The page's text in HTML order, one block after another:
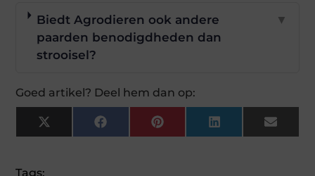
Biedt Agrodieren ook andere
paarden benodigdheden dan
strooisel?
▼
Goed artikel? Deel hem dan op:
X
(Twitter)
FacebookPinterestLinkedInEmail
Tags: